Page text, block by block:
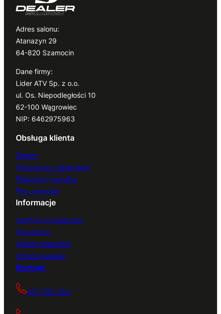
Adres salonu:
Atanazyn 29
64-820 Szamocin
Dane firmy:
Lider ATV Sp. z o.o.
ul. Os. Niepodległości 10
62-100 Wągrowiec
NIP: 6462975963
Obsługa klienta
Zwroty
Gwarancja i reklamacje
Płatności i wysyłka
Finansowanie
Informacje
Polityka prywatności
Regulamin
Import pojazdów
Serwis quadów
Kontakt
667 000 083